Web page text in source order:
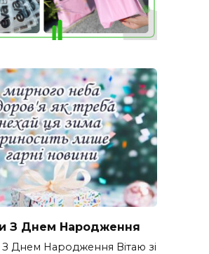
З Днем Народження
Днем Народження Вітаю зі